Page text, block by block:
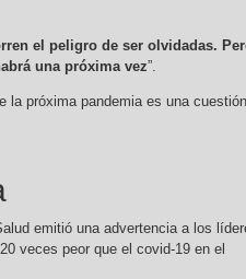
el peligro de ser olvidadas.
una próxima vez”.
la próxima pandemia es una cuestión
emitió una advertencia a los
veces peor que el covid-19 en el